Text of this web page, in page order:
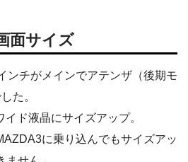
面サイズ
ンチがメインでアテンザ（後期モ
た。
ド液晶にサイズアップ。
に乗り込んでもサイズアッ